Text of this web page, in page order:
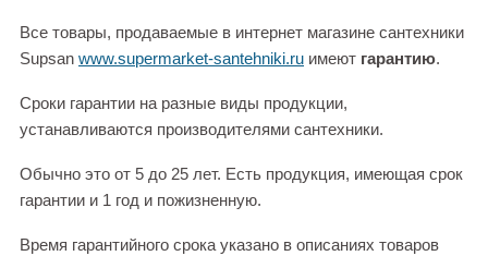
Все товары, продаваемые в интернет магазине сантехники
Supsan www.supermarket-santehniki.ru имеют гарантию.
Сроки гарантии на разные виды продукции,
устанавливаются производителями сантехники.
Обычно это от 5 до 25 лет. Есть продукция, имеющая срок
гарантии и 1 год и пожизненную.
Время гарантийного срока указано в описаниях товаров